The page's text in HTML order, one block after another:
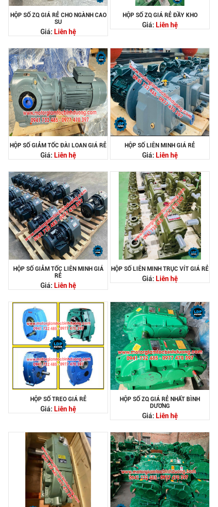
HỘP SỐ ZQ GIÁ RẺ CHO NGÀNH CAO
SU
Giá: Liên hệ
HỘP SỐ ZQ GIÁ RẺ ĐẦY KHO
Giá: Liên hệ
HỘP SỐ GIẢM TỐC ĐÀI LOAN GIÁ RẺ
Giá: Liên hệ
HỘP SỐ LIÊN MINH GIÁ RẺ
Giá: Liên hệ
HỘP SỐ GIẢM TỐC LIÊN MINH GIÁ
RẺ
Giá: Liên hệ
HỘP SỐ LIÊN MINH TRỤC VÍT GIÁ RẺ
Giá: Liên hệ
HỘP SỐ TREO GIÁ RẺ
Giá: Liên hệ
HỘP SỐ ZQ GIÁ RẺ NHẤT BÌNH
DƯƠNG
Giá: Liên hệ